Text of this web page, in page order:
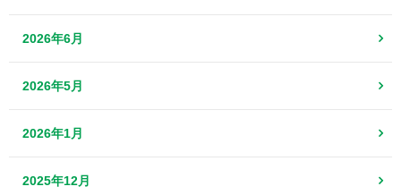
2026年6月
2026年5月
2026年1月
2025年12月